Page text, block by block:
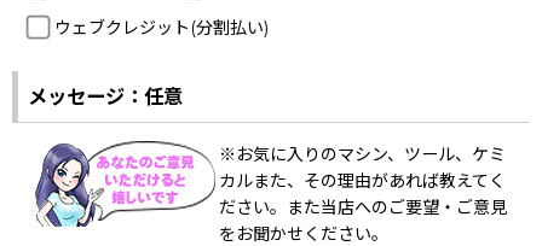
ウェブクレジット(分割払い)
メッセージ：任意
※お気に入りのマシン、ツール、ケミ
カルまた、その理由があれば教えてく
ださい。また当店へのご要望・ご意見
をお聞かせください。